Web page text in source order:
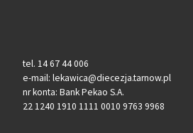
tel. 14 67 44 006
e-mail: lekawica@diecezja.tarnow.pl
nr konta: Bank Pekao S.A.
22 1240 1910 1111 0010 9763 9968